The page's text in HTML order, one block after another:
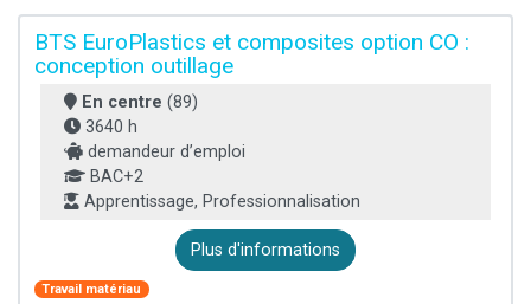
BTS EuroPlastics et composites option CO :
conception outillage
En centre (89)
3640 h
demandeur d’emploi
BAC+2
Apprentissage, Professionnalisation
Plus d'informations
Travail matériau